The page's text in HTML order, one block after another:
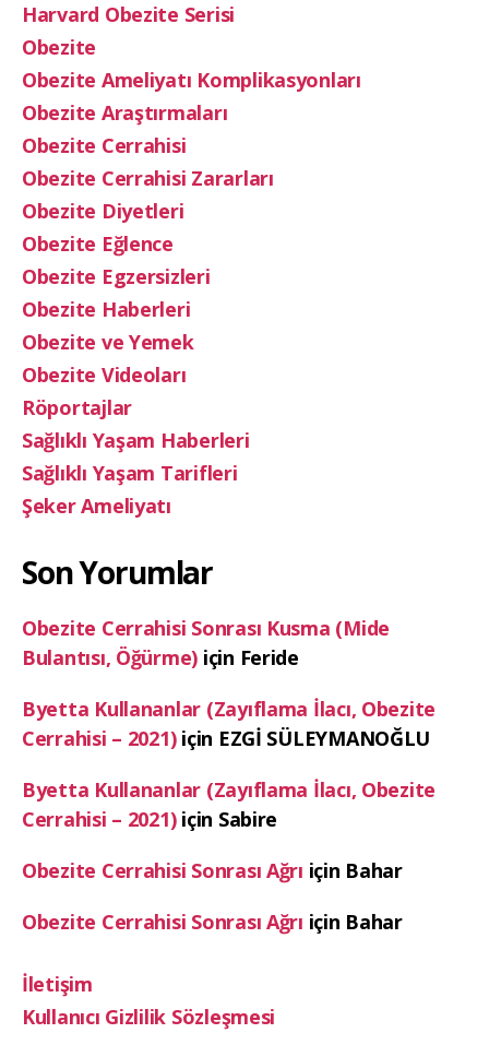
Harvard Obezite Serisi
Obezite
Obezite Ameliyatı Komplikasyonları
Obezite Araştırmaları
Obezite Cerrahisi
Obezite Cerrahisi Zararları
Obezite Diyetleri
Obezite Eğlence
Obezite Egzersizleri
Obezite Haberleri
Obezite ve Yemek
Obezite Videoları
Röportajlar
Sağlıklı Yaşam Haberleri
Sağlıklı Yaşam Tarifleri
Şeker Ameliyatı
Son Yorumlar
Obezite Cerrahisi Sonrası Kusma (Mide
Bulantısı, Öğürme) için Feride
Byetta Kullananlar (Zayıflama İlacı, Obezite
Cerrahisi – 2021)için EZGİ SÜLEYMANOĞLU
Byetta Kullananlar (Zayıflama İlacı, Obezite
Cerrahisi – 2021)için Sabire
Obezite Cerrahisi Sonrası Ağrı için Bahar
Obezite Cerrahisi Sonrası Ağrı için Bahar
İletişim
Kullanıcı Gizlilik Sözleşmesi